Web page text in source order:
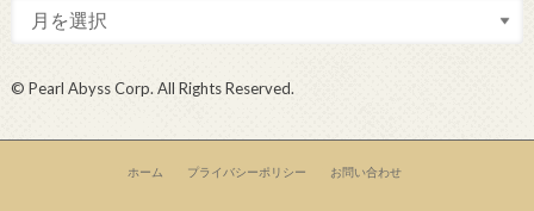
© Pearl Abyss Corp. All Rights Reserved.
ホーム プライバシーポリシー お問い合わせ